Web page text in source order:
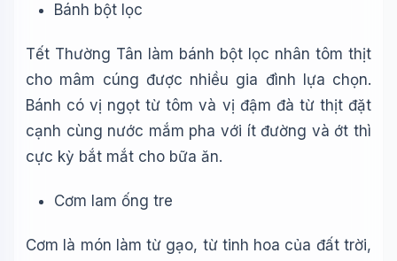
Bánh bột lọc
Tết Thường Tân làm bánh bột lọc nhân tôm thịt
cho mâm cúng được nhiều gia đình lựa chọn.
Bánh có vị ngọt từ tôm và vị đậm đà từ thịt đặt
cạnh cùng nước mắm pha với ít đường và ớt thì
cực kỳ bắt mắt cho bữa ăn.
Cơm lam ống tre
Cơm là món làm từ gạo, từ tinh hoa của đất trời,